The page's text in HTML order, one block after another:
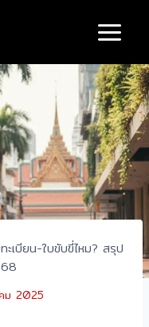
เบียน-ใบขับขี่ไหม? สรุป
ม 2025